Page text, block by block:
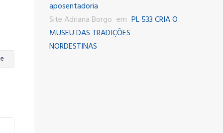
aposentadoria
Site Adriana Borgo em PL 533 CRIA O
MUSEU DAS TRADIÇÕES
NORDESTINAS